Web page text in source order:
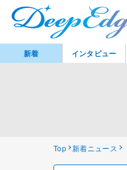
Top 新着ニュース
新着 インタビュー